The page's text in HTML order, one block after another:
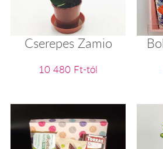
Cserepes Zamio
10 480 Ft-tól